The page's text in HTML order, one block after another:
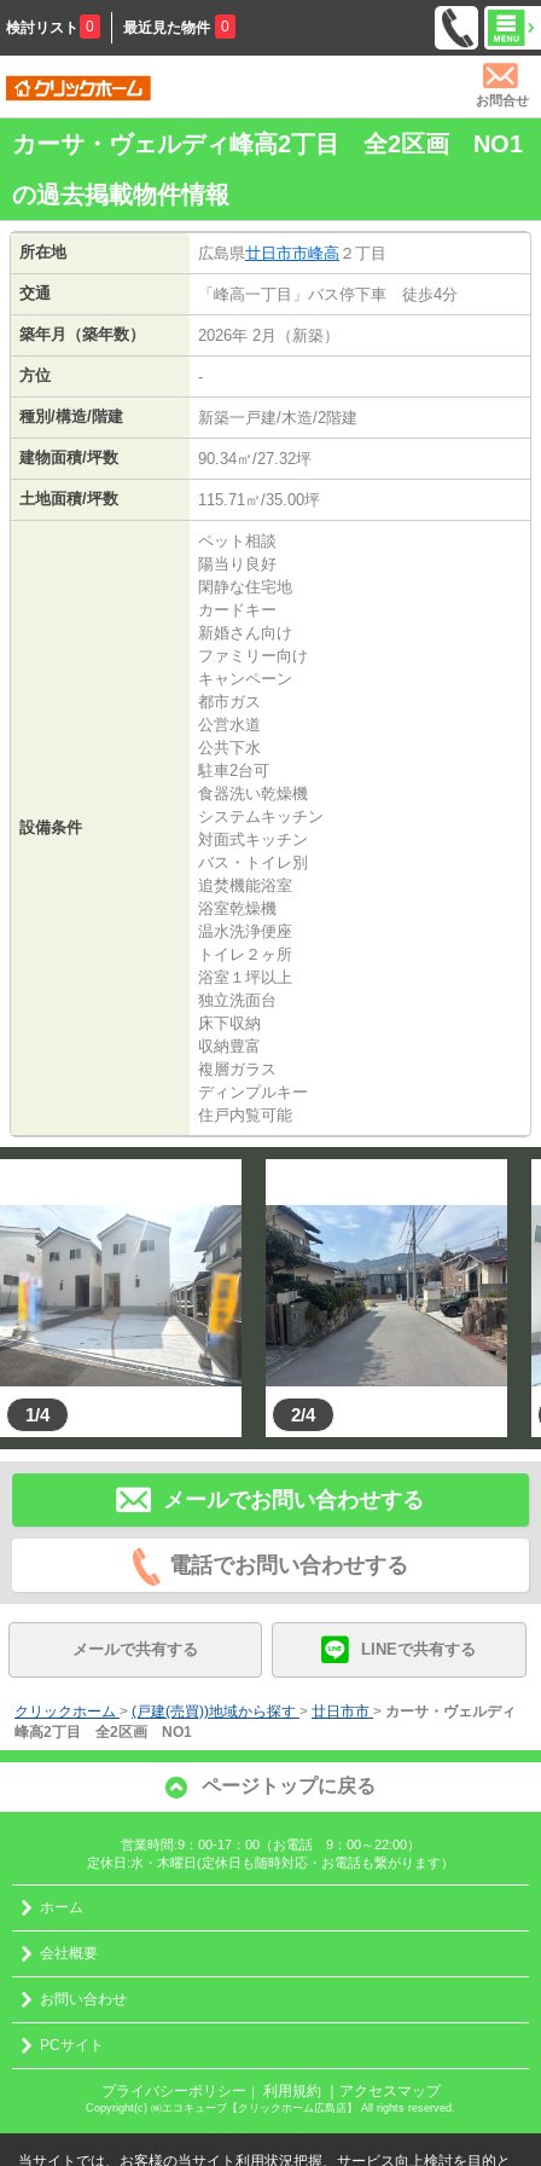
検討リスト 0 最近見た物件 0
お問合せ
カーサ・ヴェルディ峰高2丁目 全2区画 NO1
の過去掲載物件情報
所在地 広島県廿日市市峰高 ２丁目
交通 「峰高一丁目」バス停下車 徒歩4分
築年月（築年数） 2026年 2月（新築）
方位 -
種別/構造/階建 新築一戸建/木造/2階建
建物面積/坪数 90.34㎡/27.32坪
土地面積/坪数 115.71㎡/35.00坪
設備条件
ペット相談
陽当り良好
閑静な住宅地
カードキー
新婚さん向け
ファミリー向け
キャンペーン
都市ガス
公営水道
公共下水
駐車2台可
食器洗い乾燥機
システムキッチン
対面式キッチン
バス・トイレ別
追焚機能浴室
浴室乾燥機
温水洗浄便座
トイレ２ヶ所
浴室１坪以上
独立洗面台
床下収納
収納豊富
複層ガラス
ディンプルキー
住戸内覧可能
1/4 2/4
メールでお問い合わせする
電話でお問い合わせする
メールで共有する LINEで共有する
クリックホーム > (戸建(売買))地域から探す > 廿日市市 > カーサ・ヴェルディ
峰高2丁目 全2区画 NO1
ページトップに戻る
営業時間:9：00-17：00（お電話 9：00～22:00）
定休日:水・木曜日(定休日も随時対応・お電話も繋がります）
ホーム
会社概要
お問い合わせ
PCサイト
プライバシーポリシー ｜ 利用規約 ｜アクセスマップ
Copyright(c) ㈱エコキューブ【クリックホーム広島店】 All rights reserved.
当サイトでは、お客様の当サイト利用状況把握、サービス向上検討を目的と